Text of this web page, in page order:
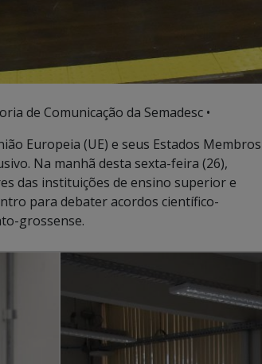
de Comunicação da Semadesc •
Europeia (UE) e seus Estados Membros
Na manhã desta sexta-feira (26),
das instituições de ensino superior e
para debater acordos científico-
grossense.